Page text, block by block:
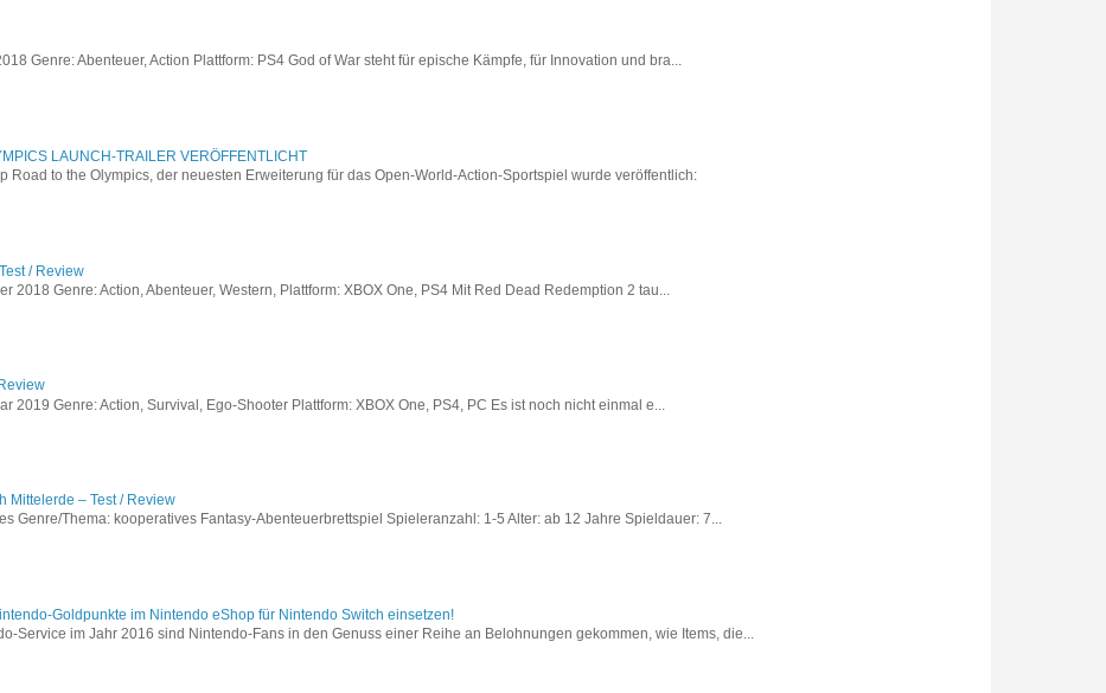
Genre: Abenteuer, Action Plattform: PS4 God of War steht für epische Kämpfe, für Innovation und bra...
LAUNCH-TRAILER VERÖFFENTLICHT
Road to the Olympics, der neuesten Erweiterung für das Open-World-Action-Sportspiel wurde veröffentlich:
/ Review
2018 Genre: Action, Abenteuer, Western, Plattform: XBOX One, PS4 Mit Red Dead Redemption 2 tau...
2019 Genre: Action, Survival, Ego-Shooter Plattform: XBOX One, PS4, PC Es ist noch nicht einmal e...
Mittelerde – Test / Review
Genre/Thema: kooperatives Fantasy-Abenteuerbrettspiel Spieleranzahl: 1-5 Alter: ab 12 Jahre Spieldauer: 7...
Goldpunkte im Nintendo eShop für Nintendo Switch einsetzen!
Service im Jahr 2016 sind Nintendo-Fans in den Genuss einer Reihe an Belohnungen gekommen, wie Items, die...